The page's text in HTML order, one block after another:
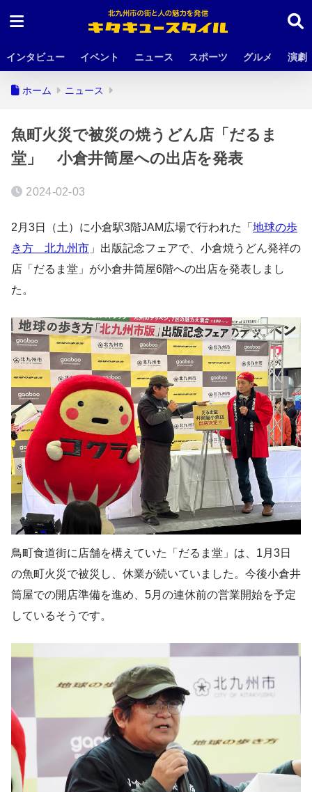
インタビュー イベント ニュース スポーツ グルメ 演劇
ホーム ニュース
魚町火災で被災の焼うどん店「だるま
堂」 小倉井筒屋への出店を発表
2024-02-03
2月3日（土）に小倉駅3階JAM広場で行われた「 地球の歩
き方 北九州市 」出版記念フェアで、小倉焼うどん発祥の
店「だるま堂」が小倉井筒屋6階への出店を発表しまし
た。
鳥町食道街に店舗を構えていた「だるま堂」は、1月3日
の魚町火災で被災し、休業が続いていました。今後小倉井
筒屋での開店準備を進め、5月の連休前の営業開始を予定
しているそうです。